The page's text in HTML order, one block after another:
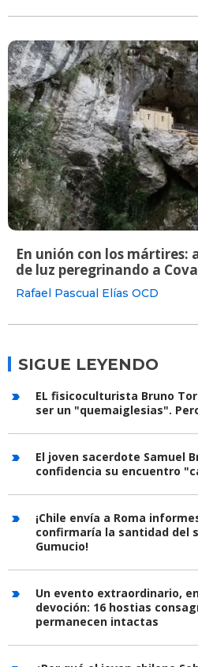
En unión con los mártires:
de luz peregrinando a
Rafael Pascual Elías OCD
SIGUE LEYENDO
EL fisicoculturista Bruno
ser un "quemaiglesias".
El joven sacerdote Samuel
confidencia su encuentro
¡Chile envía a Roma
confirmaría la santidad del
Gumucio!
Un evento extraordinario,
devoción: 16 hostias
permanecen intactas